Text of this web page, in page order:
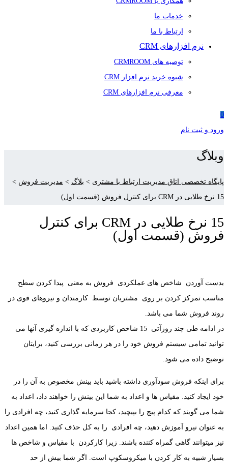
خدمات ما
ارتباط با ما
نرم افزارهای CRM
توصیه های CRMROOM
شیوه خرید نرم افزار CRM
معرفی نرم افزارهای CRM
0
ورود و ثبت نام
وبلاگ
پایگاه تخصصی اتاق مدیریت ارتباط با مشتری > بلاگ > مدیریت فروش >
15 نرخ طلایی در CRM برای کنترل فروش (قسمت اول)
15 نرخ طلایی در CRM برای کنترل
فروش (قسمت اول)
بدست آوردن شاخص های عملکردی فروش به معنی پیدا کردن سطح
مناسب تمرکز کردن بر روی مشتریان توسط کارمندان و نیروهای قوی در
روند فروش شما می باشد.
در ادامه طی چند روزآتی 15 شاخص کاربردی که با اندازه گیری آنها می
توانید تمامی سیستم فروش خود را در هر زمانی بررسی کنید، برایتان
توضیح داده می شود.
برای اینکه فروش سودآوری داشته باشید باید بینش مخصوص به آن را در
خود ایجاد کنید. مقیاس ها و اعداد به شما این بینش را خواهند داد، اعداد به
شما می گویند که کدام پیچ را بپیچید، کجا سرمایه گذاری کنید، چه افرادی را
به عنوان نیرو آموزش دهید، چه افرادی را به کل حذف کنید. اما همین اعداد
نیز میتوانند گاهی گمراه کننده باشند. زیرا کارکردن با مقیاس و شاخص ها
بسیار شبیه به کار کردن با میکروسکوپ است. اگر شما بیش از حد